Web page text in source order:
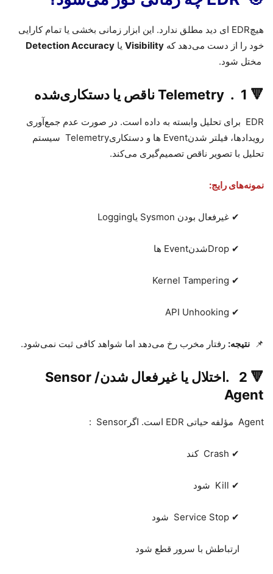
هیچEDR ای دید مطلق ندارد. این ابزار زمانی بخشی یا تمام کارایی
خود را از دست می‌دهد که Visibility یا Detection Accuracy
مختل شود.
🔻
1
.
Telemetryناقص یا دستکاری‌شده
EDR برای تحلیل وابسته به داده است. در صورت عدم جمع‌آوری
رویدادها، فیلتر شدنEvent ها و دستکاریTelemetry سیستم
تحلیل با تصویر ناقص تصمیم‌گیری می‌کند.
نمونه‌های رایج:
✔ غیرفعال بودن Sysmon یاLogging
Drop ✔ شدنEvent ها
Kernel Tampering ✔
API Unhooking ✔
📌 نتیجه: رفتار مخرب رخ می‌دهد اما شواهد کافی ثبت نمی‌شود.
🔻
2
.اختلال یا غیرفعال شدنSensor /
Agent
Agent مؤلفه حیاتی EDR است. اگر Sensor
:
Crash ✔ کند
Kill ✔ شود
Service Stop ✔ شود
ارتباطش با سرور قطع شود